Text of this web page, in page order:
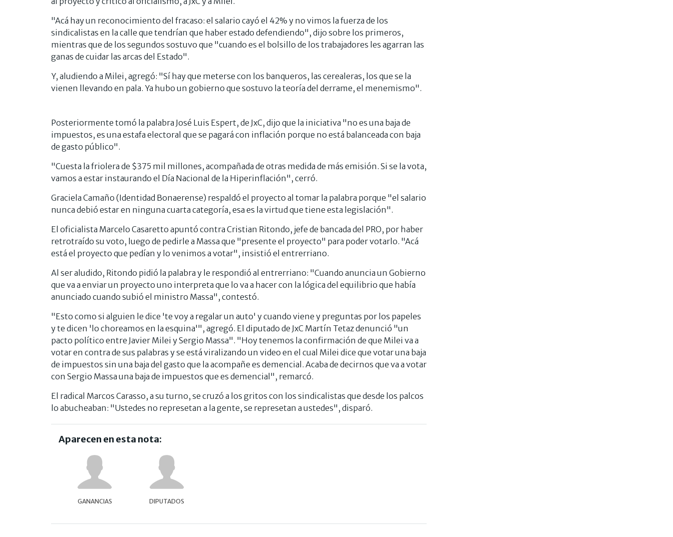
"Acá hay un reconocimiento del fracaso: el salario cayó el 42% y no vimos la fuerza de los
sindicalistas en la calle que tendrían que haber estado defendiendo", dijo sobre los primeros,
mientras que de los segundos sostuvo que "cuando es el bolsillo de los trabajadores les agarran las
ganas de cuidar las arcas del Estado".
Y, aludiendo a Milei, agregó: "Sí hay que meterse con los banqueros, las cerealeras, los que se la
vienen llevando en pala. Ya hubo un gobierno que sostuvo la teoría del derrame, el menemismo".
Posteriormente tomó la palabra José Luis Espert, de JxC, dijo que la iniciativa "no es una baja de
impuestos, es una estafa electoral que se pagará con inflación porque no está balanceada con baja
de gasto público".
"Cuesta la friolera de $375 mil millones, acompañada de otras medida de más emisión. Si se la vota,
vamos a estar instaurando el Día Nacional de la Hiperinflación", cerró.
Graciela Camaño (Identidad Bonaerense) respaldó el proyecto al tomar la palabra porque "el salario
nunca debió estar en ninguna cuarta categoría, esa es la virtud que tiene esta legislación".
El oficialista Marcelo Casaretto apuntó contra Cristian Ritondo, jefe de bancada del PRO, por haber
retrotraído su voto, luego de pedirle a Massa que "presente el proyecto" para poder votarlo. "Acá
está el proyecto que pedían y lo venimos a votar", insistió el entrerriano.
Al ser aludido, Ritondo pidió la palabra y le respondió al entrerriano: "Cuando anuncia un Gobierno
que va a enviar un proyecto uno interpreta que lo va a hacer con la lógica del equilibrio que había
anunciado cuando subió el ministro Massa", contestó.
"Esto como si alguien le dice 'te voy a regalar un auto' y cuando viene y preguntas por los papeles
y te dicen 'lo choreamos en la esquina'", agregó. El diputado de JxC Martín Tetaz denunció "un
pacto político entre Javier Milei y Sergio Massa". "Hoy tenemos la confirmación de que Milei va a
votar en contra de sus palabras y se está viralizando un video en el cual Milei dice que votar una baja
de impuestos sin una baja del gasto que la acompañe es demencial. Acaba de decirnos que va a votar
con Sergio Massa una baja de impuestos que es demencial", remarcó.
El radical Marcos Carasso, a su turno, se cruzó a los gritos con los sindicalistas que desde los palcos
lo abucheaban: "Ustedes no represetan a la gente, se represetan a ustedes", disparó.
Aparecen en esta nota:
GANANCIAS DIPUTADOS